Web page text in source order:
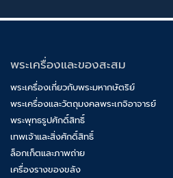
พระเครื่องและของสะสม
พระเครื่องเกี่ยวกับพระมหากษัตริย์
พระเครื่องและวัตถุมงคลพระเกจิอาจารย์
พระพุทธรูปศักดิ์สิทธิ์
เทพเจ้าและสิ่งศักดิ์สิทธิ์
ล็อกเก็ตและภาพถ่าย
เครื่องรางของขลัง